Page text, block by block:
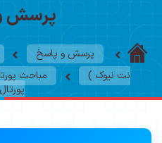
پرسش
پرسش و پاسخ
نت نیوک )
مباحث